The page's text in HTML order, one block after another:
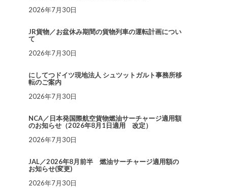
2026年7月30日
JR貨物／お盆休み期間の貨物列車の運転計画につい
て
2026年7月30日
にしてつドイツ現地法人 シュツットガルト事務所移
転のご案内
2026年7月30日
NCA／日本発国際航空貨物燃油サーチャージ適用額
のお知らせ（2026年8月1日適用 改定）
2026年7月30日
JAL／2026年8月前半 燃油サーチャージ適用額の
お知らせ(変更)
2026年7月30日